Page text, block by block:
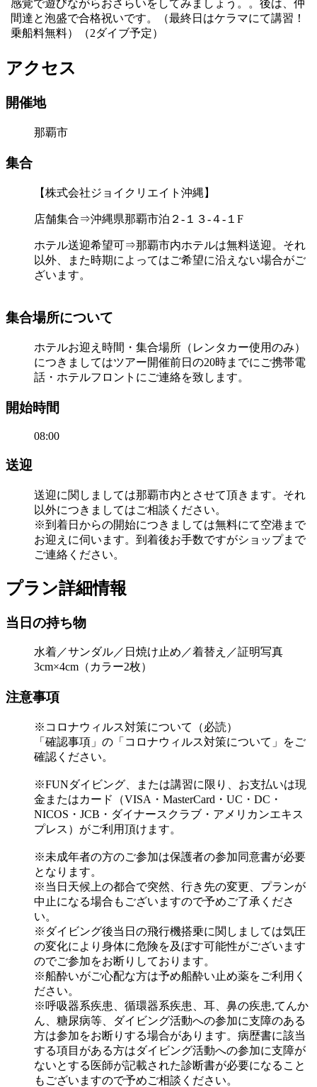
感覚で遊びながらおさらいをしてみましょう。。後は、仲
間達と泡盛で合格祝いです。（最終日はケラマにて講習！
乗船料無料）（2ダイブ予定）
アクセス
開催地
那覇市
集合
【株式会社ジョイクリエイト沖縄】
店舗集合⇒沖縄県那覇市泊２-１３-４-１F
ホテル送迎希望可⇒那覇市内ホテルは無料送迎。それ
以外、また時期によってはご希望に沿えない場合がご
ざいます。
集合場所について
ホテルお迎え時間・集合場所（レンタカー使用のみ）
につきましてはツアー開催前日の20時までにご携帯電
話・ホテルフロントにご連絡を致します。
開始時間
08:00
送迎
送迎に関しましては那覇市内とさせて頂きます。それ
以外につきましてはご相談ください。
※到着日からの開始につきましては無料にて空港まで
お迎えに伺います。到着後お手数ですがショップまで
ご連絡ください。
プラン詳細情報
当日の持ち物
水着／サンダル／日焼け止め／着替え／証明写真
3cm×4cm（カラー2枚）
注意事項
※コロナウィルス対策について（必読）
「確認事項」の「コロナウィルス対策について」をご
確認ください。
※FUNダイビング、または講習に限り、お支払いは現
金またはカード（VISA・MasterCard・UC・DC・
NICOS・JCB・ダイナースクラブ・アメリカンエキス
プレス）がご利用頂けます。
※未成年者の方のご参加は保護者の参加同意書が必要
となります。
※当日天候上の都合で突然、行き先の変更、プランが
中止になる場合もございますので予めご了承くださ
い。
※ダイビング後当日の飛行機搭乗に関しましては気圧
の変化により身体に危険を及ぼす可能性がございます
のでご参加をお断りしております。
※船酔いがご心配な方は予め船酔い止め薬をご利用く
ださい。
※呼吸器系疾患、循環器系疾患、耳、鼻の疾患,てんか
ん、糖尿病等、ダイビング活動への参加に支障のある
方は参加をお断りする場合があります。病歴書に該当
する項目がある方はダイビング活動への参加に支障が
ないとする医師が記載された診断書が必要になること
もございますので予めご相談ください。